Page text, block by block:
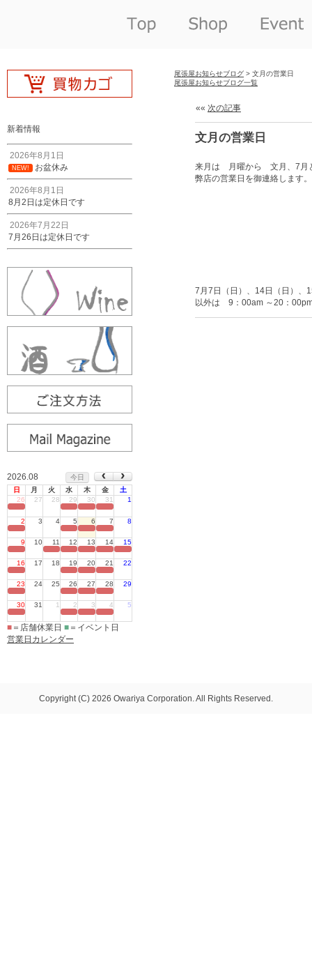
新着情報
2026年8月1日
NEW! お盆休み
2026年8月1日
8月2日は定休日です
2026年7月22日
7月26日は定休日です
2026.08
今日
日
月 火 水 木 金
土
26
27 28 29 30 31 1
2 3 4 5 6 7 8
9 10 11 12 13 14 15
16 17 18 19 20 21 22
23 24 25 26 27 28 29
30 31 1 2 3 4 5
■ ＝店舗休業日 ■ ＝イベント日
営業日カレンダー
尾張屋お知らせブログ > 文月の営業日
尾張屋お知らせブログ一覧
«« 次の記事
文月の営業日
来月は 月曜から 文月、7月
弊店の営業日を御連絡します。
7月7日（日）、14日（日）
以外は 9：00am ～20：
Copyright (C) 2026 Owariya Corporation. All Rights Reserved.